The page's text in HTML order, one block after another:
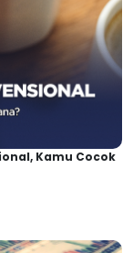
Kamu Cocok